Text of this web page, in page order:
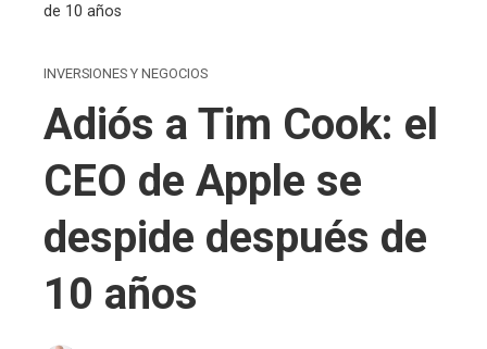
de 10 años
INVERSIONES Y NEGOCIOS
Adiós a Tim Cook: el
CEO de Apple se
despide después de
10 años